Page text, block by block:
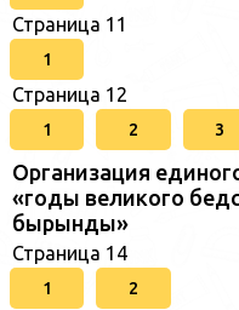
Страница 11
1
Страница 12
1 2 3
Организация
«годы великого
бырынды»
Страница 14
1 2